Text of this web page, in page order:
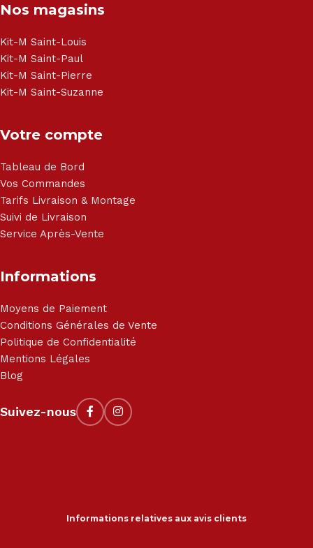
- Matelas - Hifi Hitachi, LG, Sharp, Philips, Bosh, Moulinex,
Haier, Sony, Cecotec, Westpoint, Dyson.
Nos magasins
Kit-M Saint-Louis
Kit-M Saint-Paul
Kit-M Saint-Pierre
Kit-M Saint-Suzanne
Votre compte
Tableau de Bord
Vos Commandes
Tarifs Livraison & Montage
Suivi de Livraison
Service Après-Vente
Informations
Moyens de Paiement
Conditions Générales de Vente
Politique de Confidentialité
Mentions Légales
Blog
Suivez-nous
Informations relatives aux avis clients